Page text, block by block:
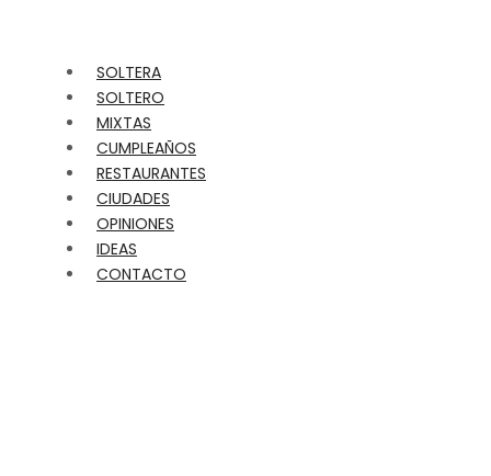
SOLTERA
SOLTERO
MIXTAS
CUMPLEAÑOS
RESTAURANTES
CIUDADES
OPINIONES
IDEAS
CONTACTO